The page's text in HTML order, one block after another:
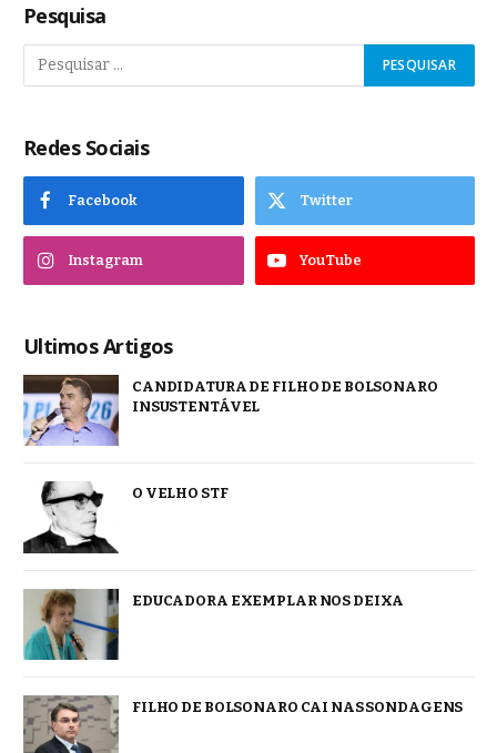
Pesquisa
Redes Sociais
Facebook Twitter
Instagram YouTube
Ultimos Artigos
CANDIDATURA DE FILHO DE BOLSONARO
INSUSTENTÁVEL
O VELHO STF
EDUCADORA EXEMPLAR NOS DEIXA
FILHO DE BOLSONARO CAI NAS SONDAGENS